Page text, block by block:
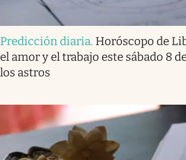
Predicción diaria. Horóscopo de
el amor y el trabajo este sábado 8
los astros